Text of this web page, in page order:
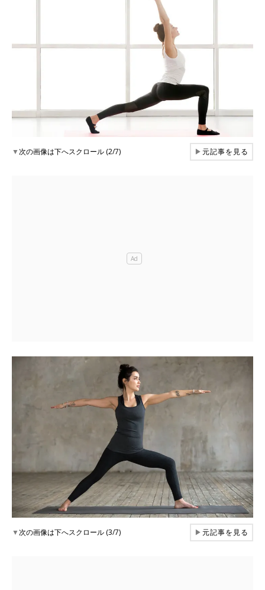
▼次の画像は下へスクロール (2/7) ▶元記事を見る
▼次の画像は下へスクロール (3/7) ▶元記事を見る